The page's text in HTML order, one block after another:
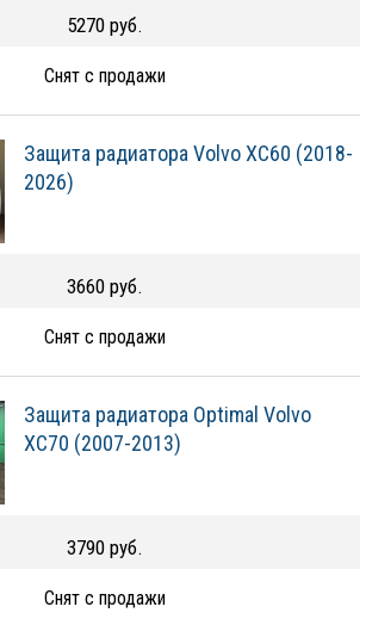
5270 руб.
Снят с продажи
Защита радиатора Volvo XC60 (2018-
2026)
3660 руб.
Снят с продажи
Защита радиатора Optimal Volvo
XC70 (2007-2013)
3790 руб.
Снят с продажи